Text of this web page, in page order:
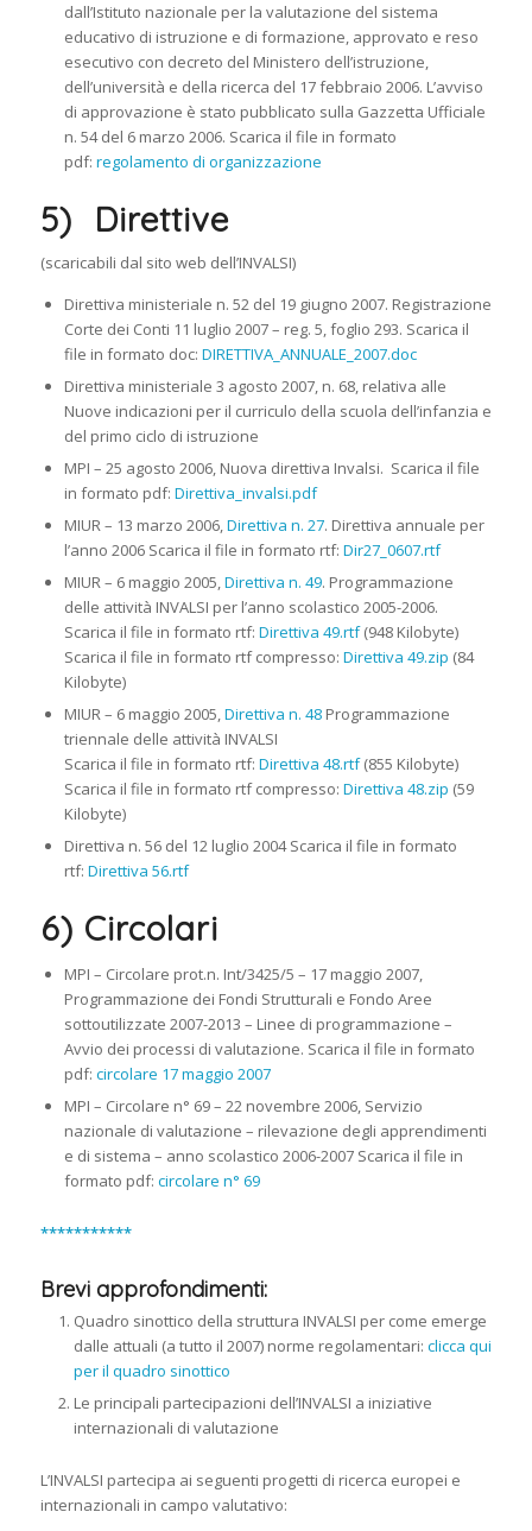
dall’Istituto nazionale per la valutazione del sistema
educativo di istruzione e di formazione, approvato e reso
esecutivo con decreto del Ministero dell’istruzione,
dell’università e della ricerca del 17 febbraio 2006. L’avviso
di approvazione è stato pubblicato sulla Gazzetta Ufficiale
n. 54 del 6 marzo 2006. Scarica il file in formato
pdf: regolamento di organizzazione
5) Direttive
(scaricabili dal sito web dell’INVALSI)
Direttiva ministeriale n. 52 del 19 giugno 2007. Registrazione
Corte dei Conti 11 luglio 2007 – reg. 5, foglio 293. Scarica il
file in formato doc: DIRETTIVA_ANNUALE_2007.doc
Direttiva ministeriale 3 agosto 2007, n. 68, relativa alle
Nuove indicazioni per il curriculo della scuola dell’infanzia e
del primo ciclo di istruzione
MPI – 25 agosto 2006, Nuova direttiva Invalsi. Scarica il file
in formato pdf: Direttiva_invalsi.pdf
MIUR – 13 marzo 2006,Direttiva n. 27. Direttiva annuale per
l’anno 2006 Scarica il file in formato rtf: Dir27_0607.rtf
MIUR – 6 maggio 2005,Direttiva n. 49. Programmazione
delle attività INVALSI per l’anno scolastico 2005-2006.
Scarica il file in formato rtf: Direttiva 49.rtf(948 Kilobyte)
Scarica il file in formato rtf compresso: Direttiva 49.zip (84
Kilobyte)
MIUR – 6 maggio 2005,Direttiva n. 48Programmazione
triennale delle attività INVALSI
Scarica il file in formato rtf: Direttiva 48.rtf(855 Kilobyte)
Scarica il file in formato rtf compresso: Direttiva 48.zip (59
Kilobyte)
Direttiva n. 56 del 12 luglio 2004 Scarica il file in formato
rtf: Direttiva 56.rtf
6) Circolari
MPI – Circolare prot.n. Int/3425/5 – 17 maggio 2007,
Programmazione dei Fondi Strutturali e Fondo Aree
sottoutilizzate 2007-2013 – Linee di programmazione –
Avvio dei processi di valutazione. Scarica il file in formato
pdf: circolare 17 maggio 2007
MPI – Circolare n° 69 – 22 novembre 2006, Servizio
nazionale di valutazione – rilevazione degli apprendimenti
e di sistema – anno scolastico 2006-2007 Scarica il file in
formato pdf: circolare n° 69
***********
Brevi approfondimenti:
Quadro sinottico della struttura INVALSI per come emerge
dalle attuali (a tutto il 2007) norme regolamentari: clicca qui
per il quadro sinottico
Le principali partecipazioni dell’INVALSI a iniziative
internazionali di valutazione
L’INVALSI partecipa ai seguenti progetti di ricerca europei e
internazionali in campo valutativo: